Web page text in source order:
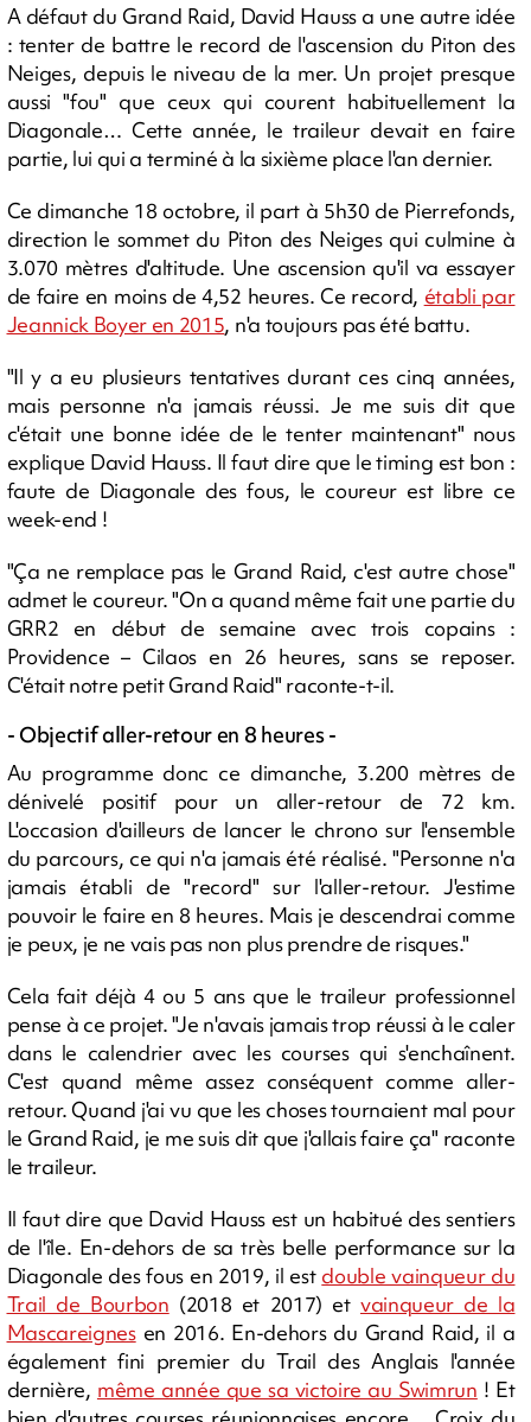
A défaut du Grand Raid, David Hauss a une autre idée
: tenter de battre le record de l'ascension du Piton des
Neiges, depuis le niveau de la mer. Un projet presque
aussi "fou" que ceux qui courent habituellement la
Diagonale… Cette année, le traileur devait en faire
partie, lui qui a terminé à la sixième place l'an dernier.
Ce dimanche 18 octobre, il part à 5h30 de Pierrefonds,
direction le sommet du Piton des Neiges qui culmine à
3.070 mètres d'altitude. Une ascension qu'il va essayer
de faire en moins de 4,52 heures. Ce record, établi par
Jeannick Boyer en 2015, n'a toujours pas été battu.
"Il y a eu plusieurs tentatives durant ces cinq années,
mais personne n'a jamais réussi. Je me suis dit que
c'était une bonne idée de le tenter maintenant" nous
explique David Hauss. Il faut dire que le timing est bon :
faute de Diagonale des fous, le coureur est libre ce
week-end !
"Ça ne remplace pas le Grand Raid, c'est autre chose"
admet le coureur. "On a quand même fait une partie du
GRR2 en début de semaine avec trois copains :
Providence – Cilaos en 26 heures, sans se reposer.
C'était notre petit Grand Raid" raconte-t-il.
- Objectif aller-retour en 8 heures -
Au programme donc ce dimanche, 3.200 mètres de
dénivelé positif pour un aller-retour de 72 km.
L'occasion d'ailleurs de lancer le chrono sur l'ensemble
du parcours, ce qui n'a jamais été réalisé. "Personne n'a
jamais établi de "record" sur l'aller-retour. J'estime
pouvoir le faire en 8 heures. Mais je descendrai comme
je peux, je ne vais pas non plus prendre de risques."
Cela fait déjà 4 ou 5 ans que le traileur professionnel
pense à ce projet. "Je n'avais jamais trop réussi à le caler
dans le calendrier avec les courses qui s'enchaînent.
C'est quand même assez conséquent comme aller-
retour. Quand j'ai vu que les choses tournaient mal pour
le Grand Raid, je me suis dit que j'allais faire ça" raconte
le traileur.
Il faut dire que David Hauss est un habitué des sentiers
de l'île. En-dehors de sa très belle performance sur la
Diagonale des fous en 2019, il est double vainqueur du
Trail de Bourbon (2018 et 2017) et vainqueur de la
Mascareignesen 2016. En-dehors du Grand Raid, il a
également fini premier du Trail des Anglais l'année
dernière, même année que sa victoire au Swimrun ! Et